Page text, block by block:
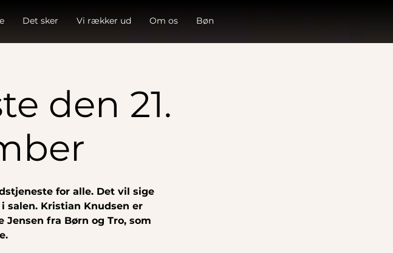
Det sker Vi rækker ud Om os Bøn
den 21.
for alle. Det vil sige
salen. Kristian Knudsen er
Jensen fra Børn og Tro, som